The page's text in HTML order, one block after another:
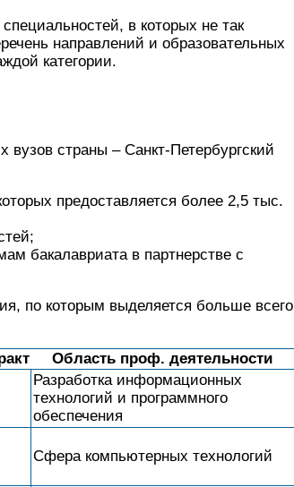
в которых не так
направлений и образовательных
категории.
страны – Санкт-Петербургский
предоставляется более 2,5 тыс.
бакалавриата в партнерстве с
по которым выделяется больше всего
Область проф. деятельности
Разработка информационных
технологий и программного
обеспечения
Сфера компьютерных технологий